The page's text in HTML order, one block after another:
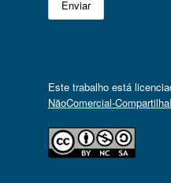
Este trabalho está
NãoComercial-